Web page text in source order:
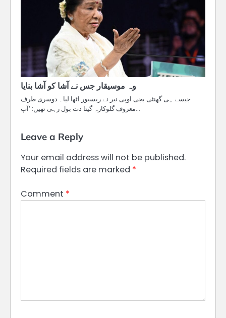
وہ موسیقار جس نے آشا کو آشا بنایا
جیسے ہی گھنٹی بجی اوپی نیر نے ریسیور اٹھا لیا۔ دوسری طرف
معروف گلوکارہ گیتا دت بول رہی تھیں: ’آپ…
Leave a Reply
Your email address will not be published.
Required fields are marked *
Comment *